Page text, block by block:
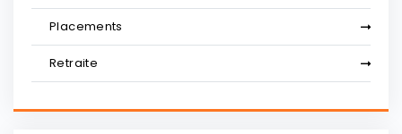
Placements
Retraite